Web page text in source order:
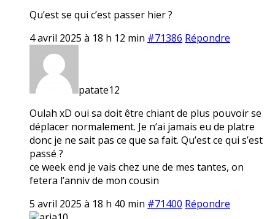
Qu’est se qui c’est passer hier ?
4 avril 2025 à 18 h 12 min #71386 Répondre
patate12
Oulah xD oui sa doit être chiant de plus pouvoir se
déplacer normalement. Je n’ai jamais eu de platre
donc je ne sait pas ce que sa fait. Qu’est ce qui s’est
passé ?
ce week end je vais chez une de mes tantes, on
fetera l’anniv de mon cousin
5 avril 2025 à 18 h 40 min #71400 Répondre